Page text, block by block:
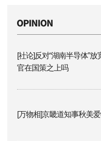
[社论]反对“湖南半导体”
官在国策之上吗
[万物相]京畿道知事秋美